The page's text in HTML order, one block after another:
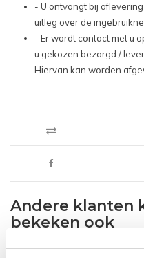
- U ontvangt bij
uitleg over de
- Er wordt contact met u
u gekozen bezorgd /
Hiervan kan worden
Andere klanten
bekeken ook